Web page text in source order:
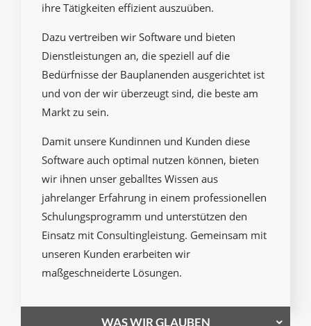
ihre Tätigkeiten effizient auszuüben.
Dazu vertreiben wir Software und bieten
Dienstleistungen an, die speziell auf die
Bedürfnisse der Bauplanenden ausgerichtet ist
und von der wir überzeugt sind, die beste am
Markt zu sein.
Damit unsere Kundinnen und Kunden diese
Software auch optimal nutzen können, bieten
wir ihnen unser geballtes Wissen aus
jahrelanger Erfahrung in einem professionellen
Schulungsprogramm und unterstützen den
Einsatz mit Consultingleistung. Gemeinsam mit
unseren Kunden erarbeiten wir
maßgeschneiderte Lösungen.
WAS WIR GLAUBEN